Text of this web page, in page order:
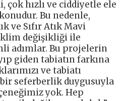
çok hızlı ve ciddiyetle ele
Bu nedenle,
ve Sıfır Atık Mavi
değişikliği ile
adımlar. Bu projelerin
giden tabiatın farkına
ve tabiatı
seferberlik duygusuyla
yok. Hep